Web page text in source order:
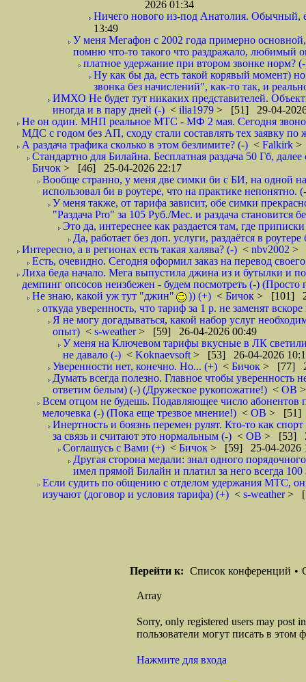
2026 01:34
Ничего нового из-под Анатолия. Обычный,
13:49
У меня Мегафон с 2002 года примерно
помню что-то такого что раздражало, любимый
платное удержание при втором звонке норм?
Ну как бы да, есть такой корявый момент)
звонка без начислений", как-то так, и
ИМХО Не будет тут никаких представителей.
иногда и в пару дней (-) < ilia1979 > [51] 29-04-
Не он один. МНП реальное МТС - МФ 2 мая. Сегодня звонок
МДС с годом без АП, сходу стали составлять тех заявку
А раздача трафика сколько в этом безлимите? (-) < Falkirk >
Стандартно для Билайна. Бесплатная раздача 50 Гб,
Бичок > [46] 25-04-2026 22:17
Вообще странно, у меня две симки би с БИ, на одной
использовал би в роутере, что на практике непонятно.
У меня также, от тарифа зависит, обе симки
"Раздача Pro" за 105 Руб./Мес. и раздача становится
Это да, интереснее как раздается там, где
Да, работает без доп. услуги, раздаётся в
Интересно, а в регионах есть такая халява? (-) < nbv2002 >
Есть, очевидно. Сегодня оформил заказ на перевод
Лиха беда начало. Мега выпустила джина из и бутылки и
демпинг опсосов неизбежен - будем посмотреть (-) (Просто
Не знаю, какой уж тут "джин"
)) (+) < Бичок > [101]
откуда уверенность, что тариф за 1 р. не заменят
Я не могу догадываться, какой набор услуг
опыт) < s-weather> [59] 26-04-2026 00:49
У меня на Ключевом тарифы вкусные в ЛК
не давало (-) < Koknaevsoft > [53] 26-04-2026
Уверенности нет, конечно. Но... (+) < Бичок > [77]
Думать всегда полезно. Главное чтобы уверенность
ответим белым) (-) (Дружеское рукопожатие!) < ОВ
Всем отцом не будешь. Подавляющее число
мелочевка (-) (Пока еще трезвое мнение!) < ОВ > [51]
Инертность и боязнь перемен рулят. Кто-то как
за связь и считают это нормальным (-) < ОВ > [53]
Соглашусь с Вами (+) < Бичок > [59] 25-04-2026
Другая сторона медали: знал одного
имел прямой Билайн и платил за него всегда
Если судить по общению с отделом удержания МТС,
изучают (договор и условия тарифа) (+) < s-weather>
Перейти к: Список конференций •
Array
Sorry, only registered users may post
пользователи могут писать в этом
Нажмите для входа